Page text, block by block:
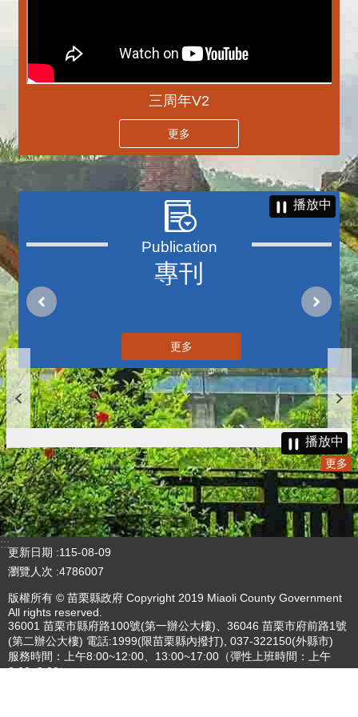
三周年V2
更多
專刊
播放中
更多
播放中
更多
:::
更新日期
115-08-09
瀏覽人次 4786007
版權所有 © 苗栗縣政府 Copyright 2019 Miaoli County Government
All rights reserved.
36001 苗栗市縣府路100號(第一辦公大樓)、36046 苗栗市府前路1號
(第二辦公大樓) 電話:1999(限苗栗縣內撥打), 037-322150(外縣市)
服務時間：上午8:00~12:00、13:00~17:00（彈性上班時間：上午
8:00~8:30）